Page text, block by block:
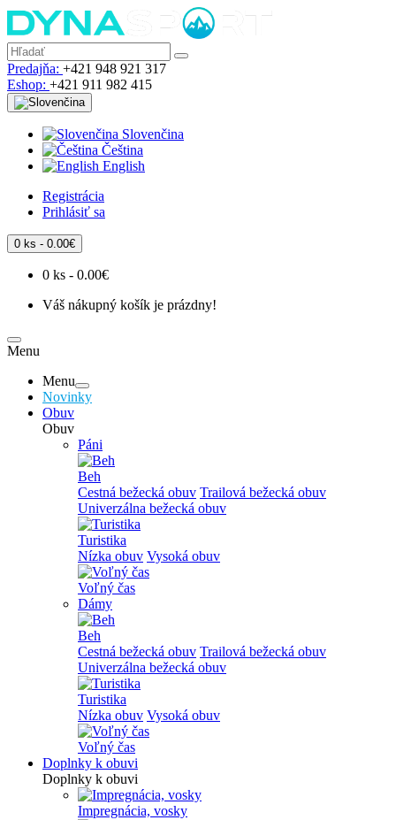
Predajňa: +421 948 921 317
Eshop: +421 911 982 415
Slovenčina
Čeština
English
Registrácia
Prihlásiť sa
0 ks - 0.00€
0 ks - 0.00€
Váš nákupný košík je prázdny!
Menu
Menu
Novinky
Obuv
Obuv
Páni
Beh
Cestná bežecká obuv Trailová bežecká obuv
Univerzálna bežecká obuv
Turistika
Nízka obuv Vysoká obuv
Voľný čas
Dámy
Beh
Cestná bežecká obuv Trailová bežecká obuv
Univerzálna bežecká obuv
Turistika
Nízka obuv Vysoká obuv
Voľný čas
Doplnky k obuvi
Doplnky k obuvi
Impregnácia, vosky